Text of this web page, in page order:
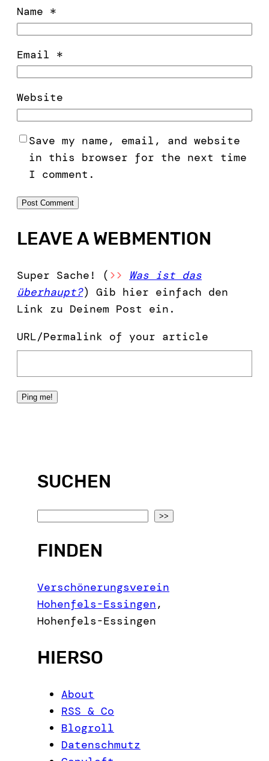
Name *
Email *
Website
Save my name, email, and website
in this browser for the next time
I comment.
LEAVE A WEBMENTION
Super Sache! ( >>
Was ist das
überhaupt?) Gib hier einfach den
Link zu Deinem Post ein.
URL/Permalink of your article
SUCHEN
a
c
h
>>
FINDEN
Verschönerungsverein
Hohenfels-Essingen,
Hohenfels-Essingen
HIERSO
About
RSS & Co
Blogroll
Datenschmutz